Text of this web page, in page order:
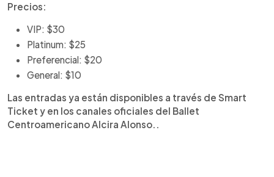
Precios:
VIP: $30
Platinum: $25
Preferencial: $20
General: $10
Las entradas ya están disponibles a través de Smart
Ticket y en los canales oficiales del Ballet
Centroamericano Alcira Alonso..